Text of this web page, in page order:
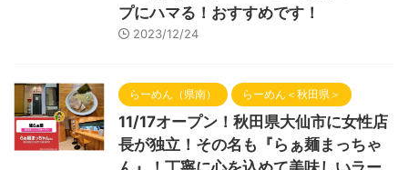
プにハマる！おすすめです！
2023/12/24
らーめん（県南） らーめん＜秋田県＞
11/17オープン！秋田県大仙市に女性店
長が独立！その名も『らぁ麺まっちゃ